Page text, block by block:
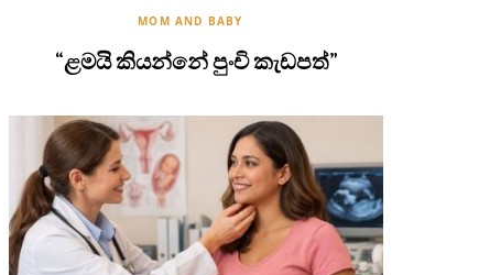
MOM AND BABY
“ළමයි කියන්නේ පුංචි කැඩපත්”